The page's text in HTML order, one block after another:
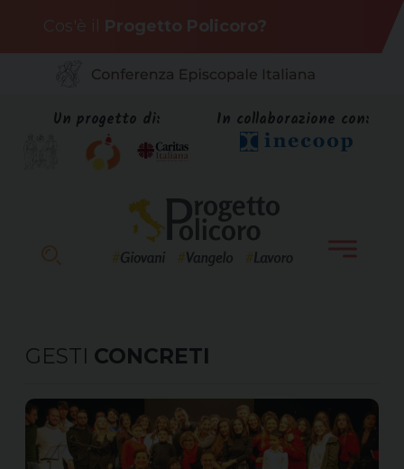
content
Cos'è il Progetto Policoro?
Un progetto di: In collaborazione con:
GESTI CONCRETI